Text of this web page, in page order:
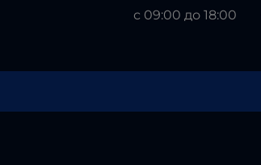
с 09:00 до 18:00